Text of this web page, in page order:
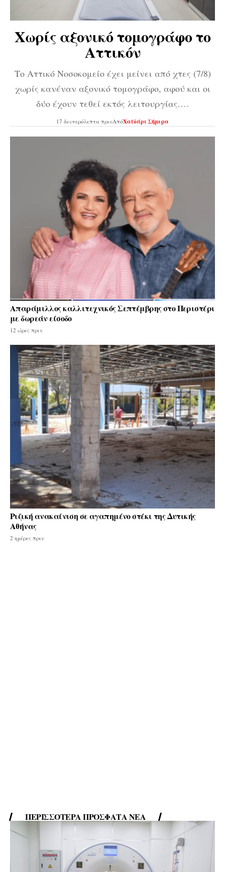
Χωρίς αξονικό τομογράφο το
Αττικόν
Το Αττικό Νοσοκομείο έχει μείνει από χτες (7/8)
χωρίς κανέναν αξονικό τομογράφο, αφού και οι
δύο έχουν τεθεί εκτός λειτουργίας.…
17 δευτερόλεπτα πρινΑπόΧαϊδάρι Σήμερα
Απαράμιλλος καλλιτεχνικός Σεπτέμβρης στο Περιστέρι
με δωρεάν είσοδο
12 ώρες πριν
Ριζική ανακαίνιση σε αγαπημένο στέκι της Δυτικής
Αθήνας
2 ημέρες πριν
ΠΕΡΙΣΣΌΤΕΡΑ ΠΡΌΣΦΑΤΑ ΝΈΑ